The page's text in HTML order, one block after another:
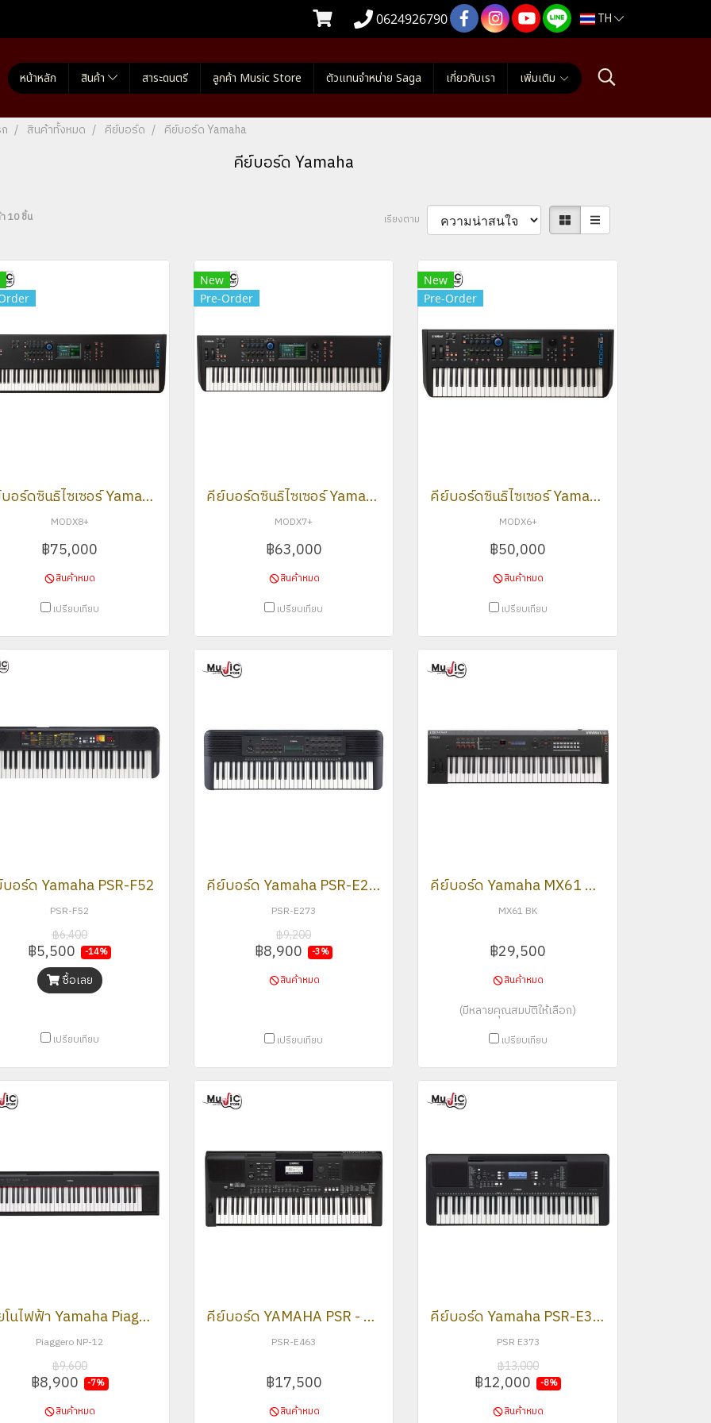
0624926790 TH
หน้าหลัก สินค้า สาระดนตรี ลูกค้า Music Store ตัวแทนจำหน่าย Saga เกี่ยวกับเรา เพิ่มเติม
สินค้าทั้งหมด คีย์บอร์ด คีย์บอร์ด Yamaha
คีย์บอร์ด Yamaha
10 ชิ้น เรียงตาม
คีย์บอร์ดซินธิไซเซอร์ Yamaha รุ่น MODX8+ Synthesizer
MODX8+
฿75,000
สินค้าหมด
เปรียบเทียบ
New
Pre-Order
คีย์บอร์ดซินธิไซเซอร์ Yamaha รุ่น MODX7+ Synthesizer
MODX7+
฿63,000
สินค้าหมด
เปรียบเทียบ
New
Pre-Order
คีย์บอร์ดซินธิไซเซอร์ Yamaha รุ่น MODX6+ Synthesizer
MODX6+
฿50,000
สินค้าหมด
เปรียบเทียบ
อร์ด Yamaha PSR-F52
PSR-F52
฿6,400
฿5,500 -14%
ซื้อเลย
เปรียบเทียบ
คีย์บอร์ด Yamaha PSR-E273
PSR-E273
฿9,200
฿8,900 -3%
สินค้าหมด
เปรียบเทียบ
คีย์บอร์ด Yamaha MX61 Keyboard Synthesizer Controller
MX61 BK
฿29,500
สินค้าหมด
(มีหลายคุณสมบัติให้เลือก)
เปรียบเทียบ
เปียโนไฟฟ้า Yamaha Piaggero NP-12
Piaggero NP-12
฿9,600
฿8,900 -7%
สินค้าหมด
คีย์บอร์ด YAMAHA PSR - E463
PSR-E463
฿17,500
สินค้าหมด
คีย์บอร์ด Yamaha PSR-E373
PSR E373
฿13,000
฿12,000 -8%
สินค้าหมด